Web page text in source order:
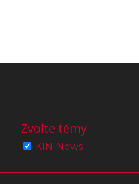
Zvoľte témy
KIN-News